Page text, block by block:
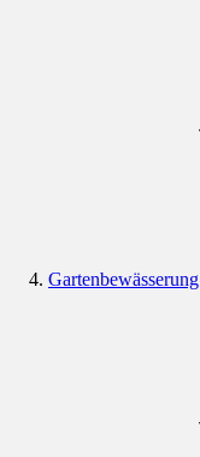
Gartenbewässerung